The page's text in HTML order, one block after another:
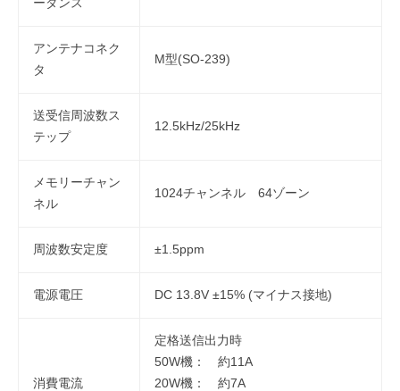
ーダンス
アンテナコネク
タ
M型(SO-239)
送受信周波数ス
テップ
12.5kHz/25kHz
メモリーチャン
ネル
1024チャンネル 64ゾーン
周波数安定度 ±1.5ppm
電源電圧 DC 13.8V ±15% (マイナス接地)
消費電流
定格送信出力時
50W機： 約11A
20W機： 約7A